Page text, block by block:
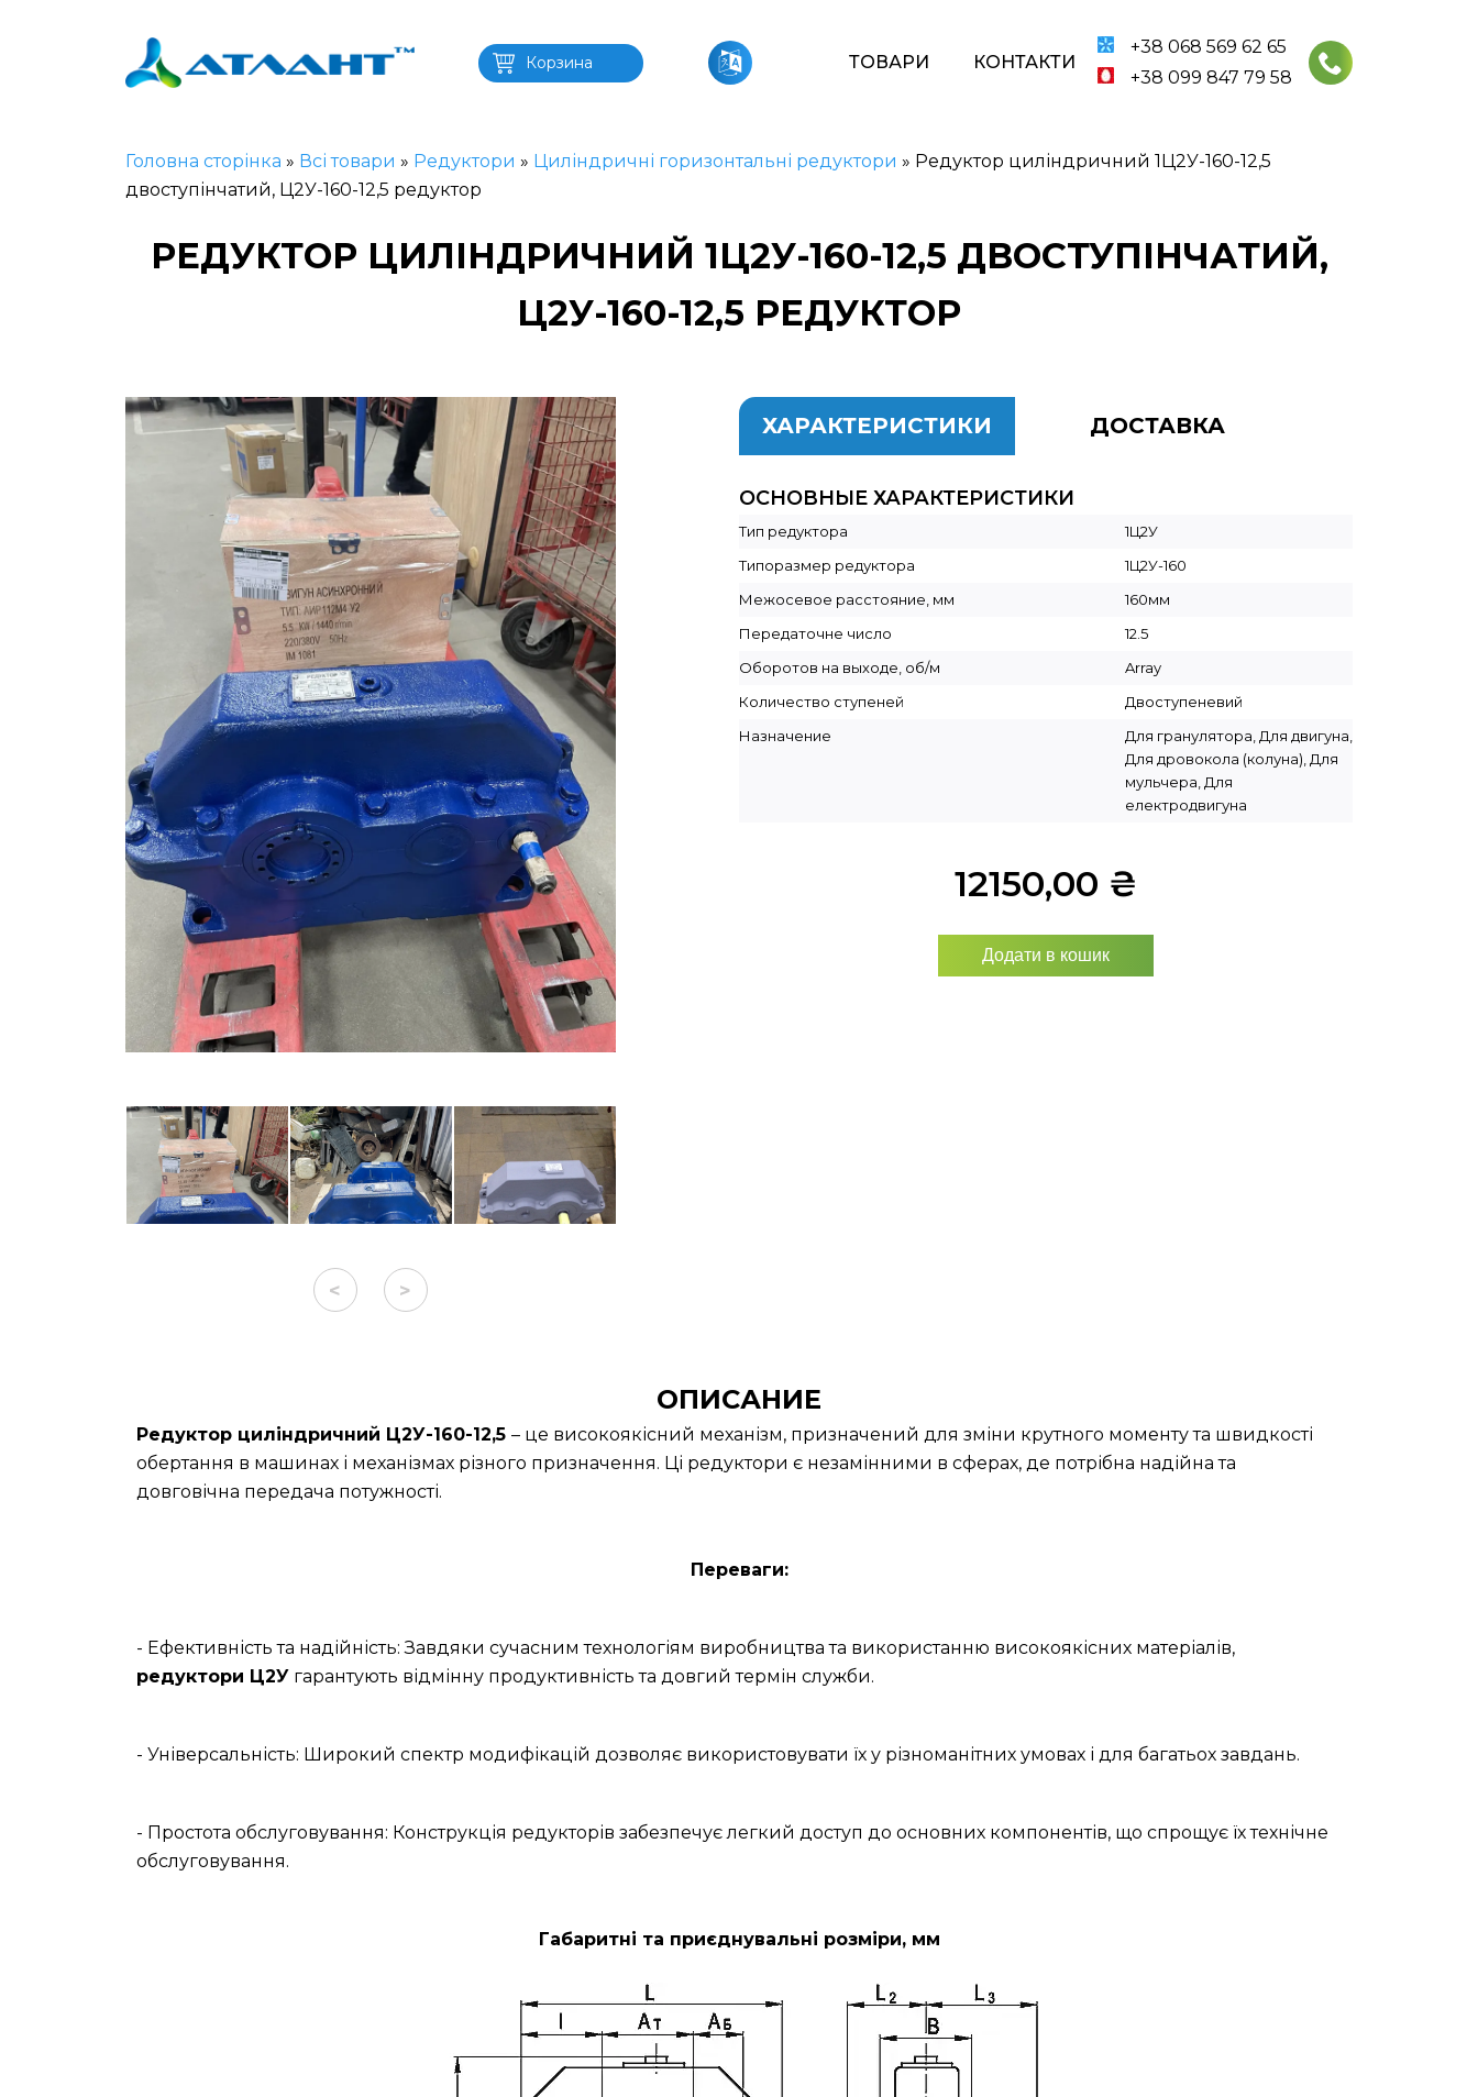
Корзина ТОВАРИ КОНТАКТИ
+38 068 569 62 65
+38 099 847 79 58
Головна сторінка » Всі товари » Редуктори » Циліндричні горизонтальні редуктори » Редуктор циліндричний 1Ц2У-160-12,5
двоступінчатий, Ц2У-160-12,5 редуктор
РЕДУКТОР ЦИЛІНДРИЧНИЙ 1Ц2У-160-12,5 ДВОСТУПІНЧАТИЙ,
Ц2У-160-12,5 РЕДУКТОР
< >
ХАРАКТЕРИСТИКИ ДОСТАВКА
ОСНОВНЫЕ ХАРАКТЕРИСТИКИ
Тип редуктора
1Ц2У
Типоразмер редуктора
1Ц2У-160
Межосевое расстояние, мм
160мм
Передаточне число
12.5
Оборотов на выходе, об/м
Array
Количество ступеней
Двоступеневий
Назначение
Для гранулятора, Для двигуна,
Для дровокола (колуна), Для
мульчера, Для
електродвигуна
12150,00 ₴
Додати в кошик
ОПИСАНИЕ
Редуктор циліндричний Ц2У-160-12,5 – це високоякісний механізм, призначений для зміни крутного моменту та швидкості
обертання в машинах і механізмах різного призначення. Ці редуктори є незамінними в сферах, де потрібна надійна та
довговічна передача потужності.
Переваги:
- Ефективність та надійність: Завдяки сучасним технологіям виробництва та використанню високоякісних матеріалів,
редуктори Ц2Угарантують відмінну продуктивність та довгий термін служби.
- Універсальність: Широкий спектр модифікацій дозволяє використовувати їх у різноманітних умовах і для багатьох завдань.
- Простота обслуговування: Конструкція редукторів забезпечує легкий доступ до основних компонентів, що спрощує їх технічне
обслуговування.
Габаритні та приєднувальні розміри, мм